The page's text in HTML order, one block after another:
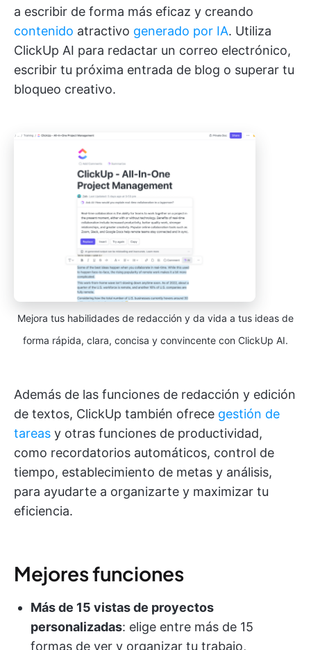
a escribir de forma más eficaz y creando
contenido atractivo generado por IA. Utiliza
ClickUp AI para redactar un correo electrónico,
escribir tu próxima entrada de blog o superar tu
bloqueo creativo.
Mejora tus habilidades de redacción y da vida a tus ideas de
forma rápida, clara, concisa y convincente con ClickUp AI.
Además de las funciones de redacción y edición
de textos, ClickUp también ofrece gestión de
tareas y otras funciones de productividad,
como recordatorios automáticos, control de
tiempo, establecimiento de metas y análisis,
para ayudarte a organizarte y maximizar tu
eficiencia.
Mejores funciones
Más de 15 vistas de proyectos
personalizadas: elige entre más de 15
formas de ver y organizar tu trabajo,